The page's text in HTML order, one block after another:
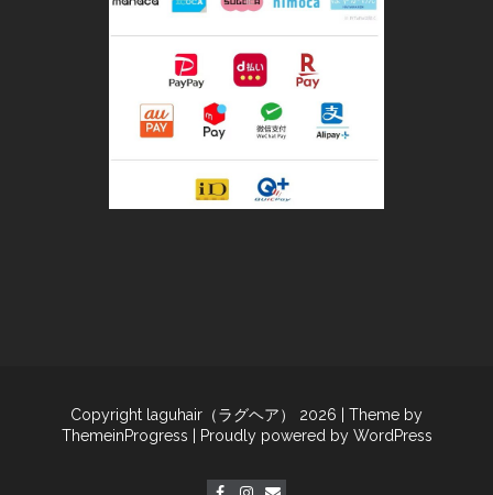
Copyright laguhair（ラグヘア） 2026
| Theme by
ThemeinProgress
| Proudly powered by WordPress